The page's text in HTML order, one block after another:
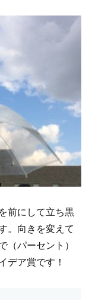
前にして立ち黒
。向きを変えて
（パーセント）
デア賞です！